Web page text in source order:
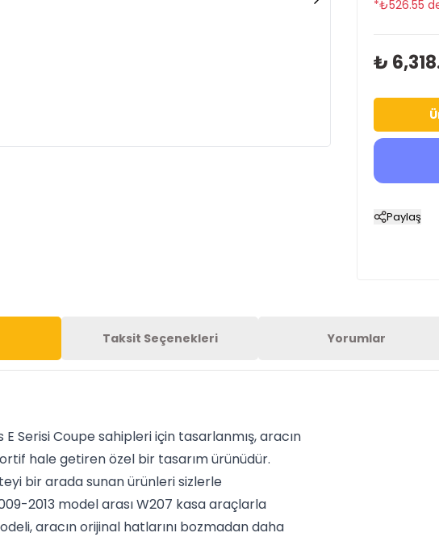
*₺526.55
₺
Paylaş
Taksit Seçenekleri Yorumlar
E Serisi Coupe sahipleri için tasarlanmış, aracın
hale getiren özel bir tasarım ürünüdür.
bir arada sunan ürünleri sizlerle
2013 model arası W207 kasa araçlarla
aracın orijinal hatlarını bozmadan daha